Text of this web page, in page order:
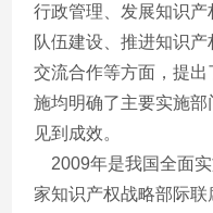
行政管理、发展知识
队伍建设、推进知识
交流合作等方面，提
施均明确了主要实施部
见到成效。
2009年是我国全面实
家知识产权战略部际